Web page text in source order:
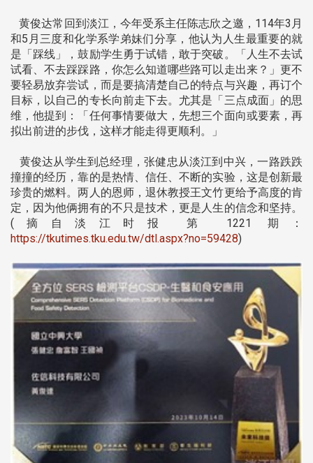
黄俊达常回到淡江，今年受系主任陈志欣之邀，114年3月
和5月三度和化学系学弟妹们分享，他认为人生最重要的就
是「踩线」，鼓励学生勇于试错，敢于突破。「人生不去试
试看、不去踩踩路，你怎么知道哪些路可以走出来？」更不
要轻易放弃尝试，而是要搞清楚自己的特点与兴趣，再订个
目标，以自己的专长向前走下去。尤其是「三点成面」的思
维，他提到：「任何事情要做大，先想三个面向或要素，再
拟出前进的步伐，这样才能走得更顺利。」
黄俊达从学生到总经理，张健忠从淡江到中兴，一路跌跌
撞撞的经历，靠的是热情、信任、不断的实验，这是创新最
珍贵的燃料。两人的恩师，退休教授王文竹更给予高度的肯
定，因为他俩拥有的不只是技术，更是人生的信念和坚持。
(摘自淡江时报 第 1221 期：
https://tkutimes.tku.edu.tw/dtl.aspx?no=59428)